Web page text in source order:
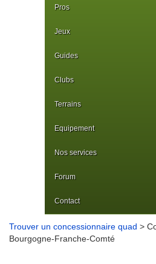
Pros
Jeux
Guides
Clubs
Terrains
Equipement
Nos services
Forum
Contact
Trouver un concessionnaire quad >
Bourgogne-Franche-Comté